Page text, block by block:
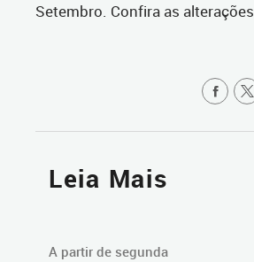
Setembro. Confira as alterações
Leia Mais
A partir de segunda